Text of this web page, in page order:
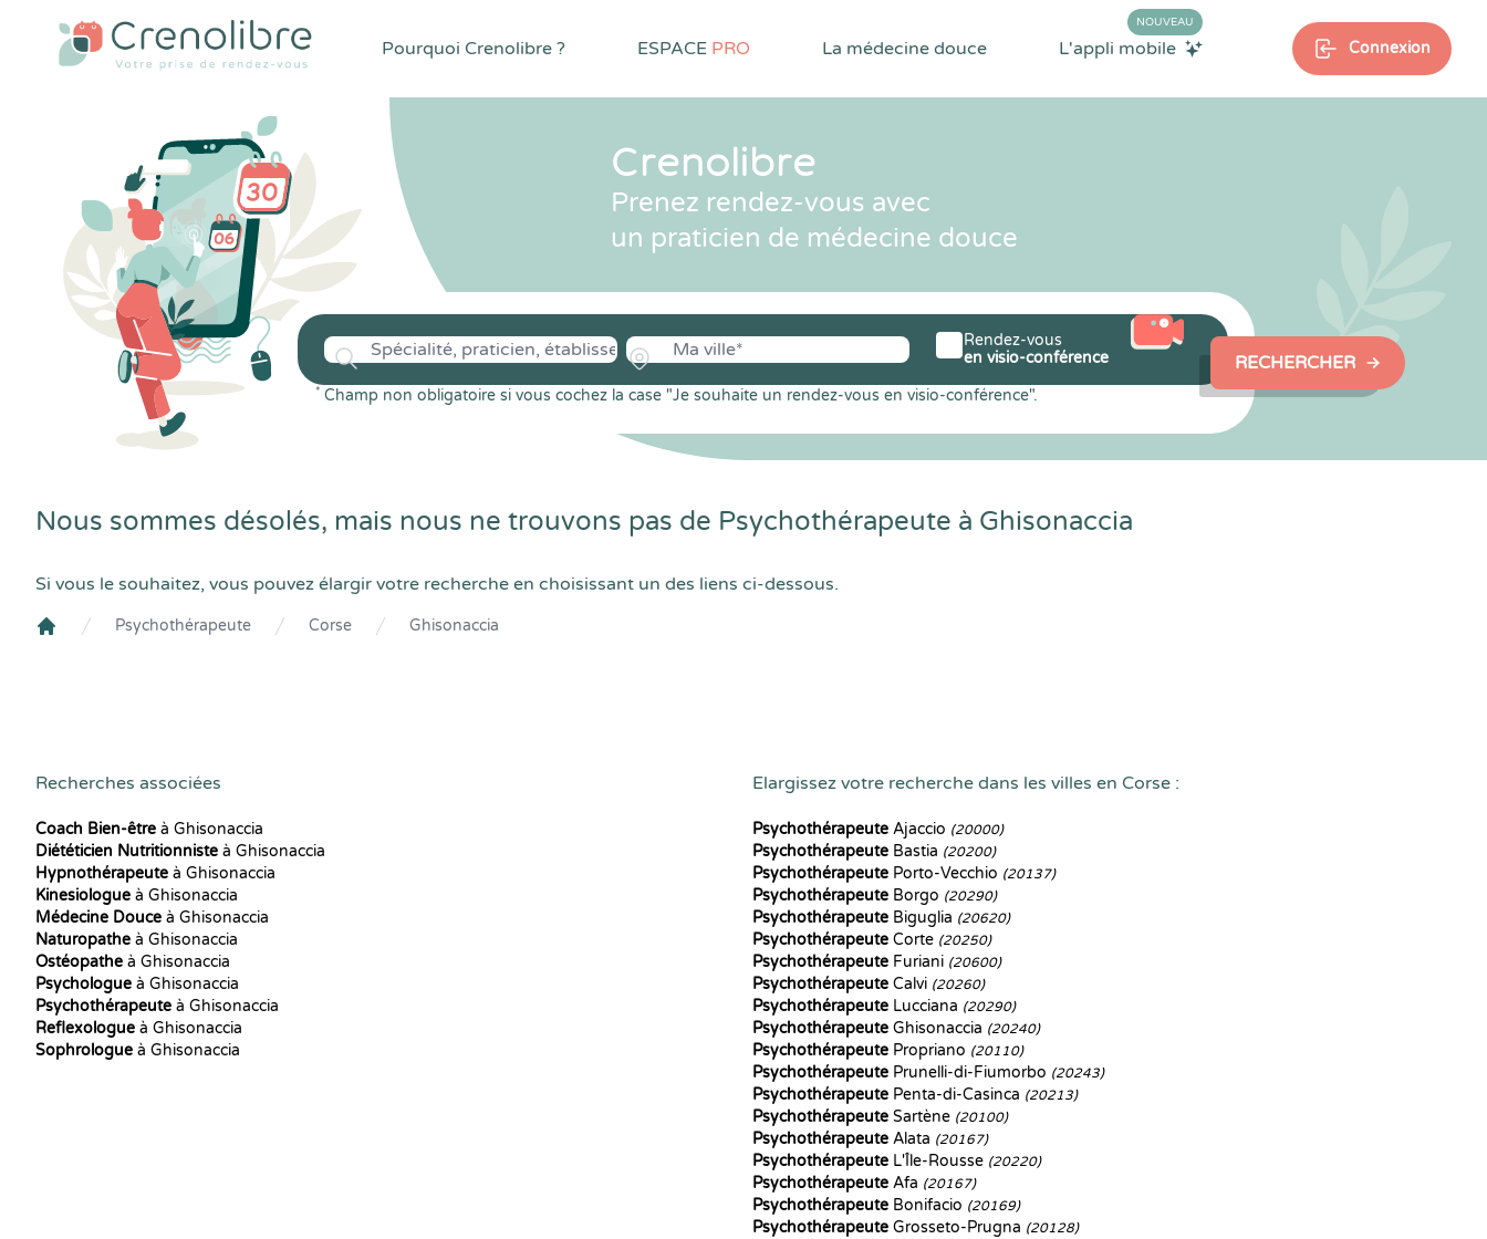
Pourquoi Crenolibre ? ESPACE PRO La médecine douce L'appli mobile
NOUVEAU
Connexion
Crenolibre
Prenez rendez-vous avec
un praticien de médecine douce
* Champ non obligatoire si vous cochez la case "Je souhaite un rendez-vous en visio-conférence".
Rendez-vous
en visio-conférence
RECHERCHER
Nous sommes désolés, mais nous ne trouvons pas de Psychothérapeute à Ghisonaccia
Si vous le souhaitez, vous pouvez élargir votre recherche en choisissant un des liens ci-dessous.
Psychothérapeute Corse Ghisonaccia
Recherches associées
Coach Bien-être à Ghisonaccia
Diététicien Nutritionniste à Ghisonaccia
Hypnothérapeute à Ghisonaccia
Kinesiologue à Ghisonaccia
Médecine Douce à Ghisonaccia
Naturopathe à Ghisonaccia
Ostéopathe à Ghisonaccia
Psychologue à Ghisonaccia
Psychothérapeute à Ghisonaccia
Reflexologue à Ghisonaccia
Sophrologue à Ghisonaccia
Elargissez votre recherche dans les villes en Corse :
Psychothérapeute Ajaccio (20000)
Psychothérapeute Bastia (20200)
Psychothérapeute Porto-Vecchio (20137)
Psychothérapeute Borgo (20290)
Psychothérapeute Biguglia (20620)
Psychothérapeute Corte (20250)
Psychothérapeute Furiani (20600)
Psychothérapeute Calvi (20260)
Psychothérapeute Lucciana (20290)
Psychothérapeute Ghisonaccia (20240)
Psychothérapeute Propriano (20110)
Psychothérapeute Prunelli-di-Fiumorbo (20243)
Psychothérapeute Penta-di-Casinca (20213)
Psychothérapeute Sartène (20100)
Psychothérapeute Alata (20167)
Psychothérapeute L'Île-Rousse (20220)
Psychothérapeute Afa (20167)
Psychothérapeute Bonifacio (20169)
Psychothérapeute Grosseto-Prugna (20128)